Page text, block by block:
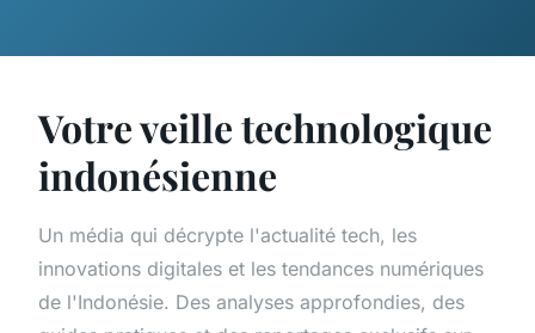
Votre veille technologique
indonésienne
Un média qui décrypte l'actualité tech, les
innovations digitales et les tendances numériques
de l'Indonésie. Des analyses approfondies, des